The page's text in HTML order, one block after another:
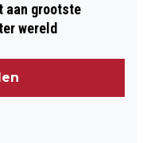
aan grootste
wereld